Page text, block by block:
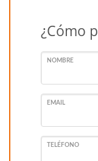
¿Cómo
NOMBRE
EMAIL
TELÉFONO